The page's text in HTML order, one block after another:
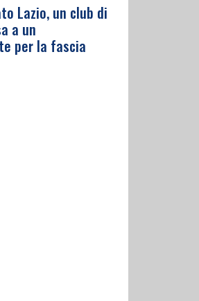
Lazio, un club di
a un
per la fascia